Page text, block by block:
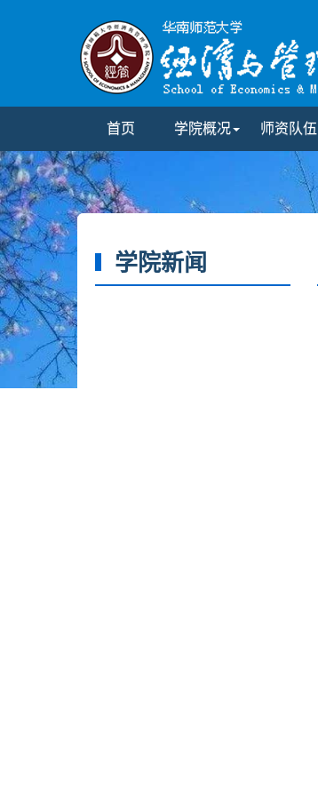
首页 学院概况 师资队伍
学院新闻